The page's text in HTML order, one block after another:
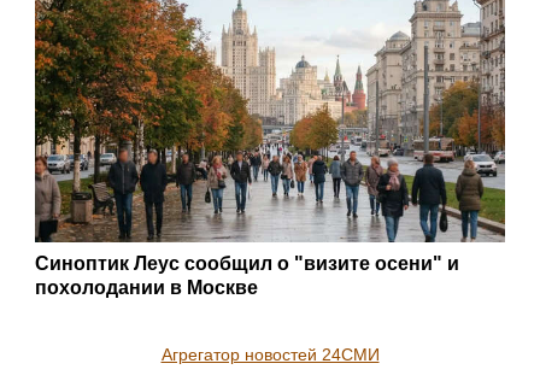
Синоптик Леус сообщил о "визите осени" и
похолодании в Москве
Агрегатор новостей 24СМИ